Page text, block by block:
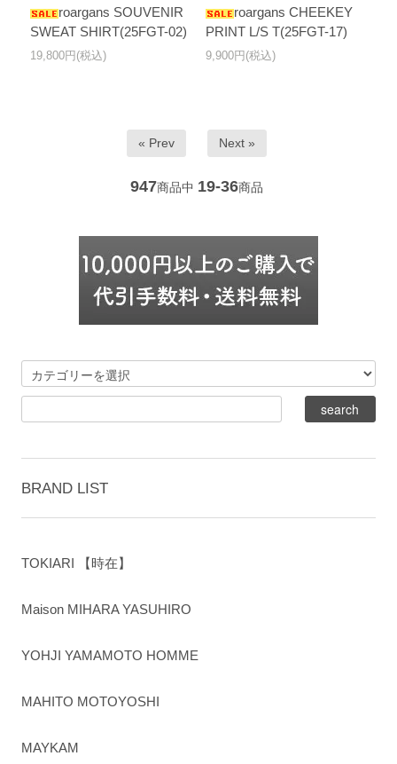
roargans SOUVENIR
SWEAT SHIRT(25FGT-02)
19,800円(税込)
roargans CHEEKEY
PRINT L/S T(25FGT-17)
9,900円(税込)
« Prev Next »
947商品中 19-36商品
BRAND LIST
TOKIARI 【時在】
Maison MIHARA YASUHIRO
YOHJI YAMAMOTO HOMME
MAHITO MOTOYOSHI
MAYKAM